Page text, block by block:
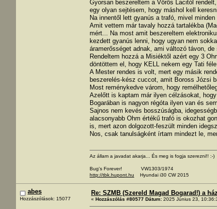
Gyorsan beszereltem a Vörös Lacitól
egy olyan sejtésem, hogy máshol kell
Na innentől lett gyanús a trafó, mivel
Amit vettem már tavaly hozzá tartalékba
mért... Na most amit beszereltem
kezdett gyanús lenni, hogy ugyan nem
áramerősséget adnak, ami változó távon,
Rendeltem hozzá a Misiéktől azért egy 3
döntöttem el, hogy KELL nekem egy Tati
A Mester rendes is volt, mert egy másik
beszerelés-kész cuccot, amit Boross Józsi
Most reménykedve várom, hogy
Azelőtt is kaptam már ilyen célzásokat,
Bogarában is nagyon régóta ilyen van és
Sajnos nem kevés bosszúságba,
alacsonyabb Ohm értékű trafó is okozhat
is, mert azon dolgozott-feszült minden
Nos, csak tanulságként írtam mindezt le,
Az állam a javadat akarja... És meg is fogja szerezni!! :-)
Bug's Forever! VW1303/1974
http://tbk.hupont.hu Hyundai i30 CW 2015
abes
Hozzászólások: 15077
Re: SZMB (Szereld Magad Bogarad!) a
« Hozzászólás #80577 Dátum: 2025 Június 23,